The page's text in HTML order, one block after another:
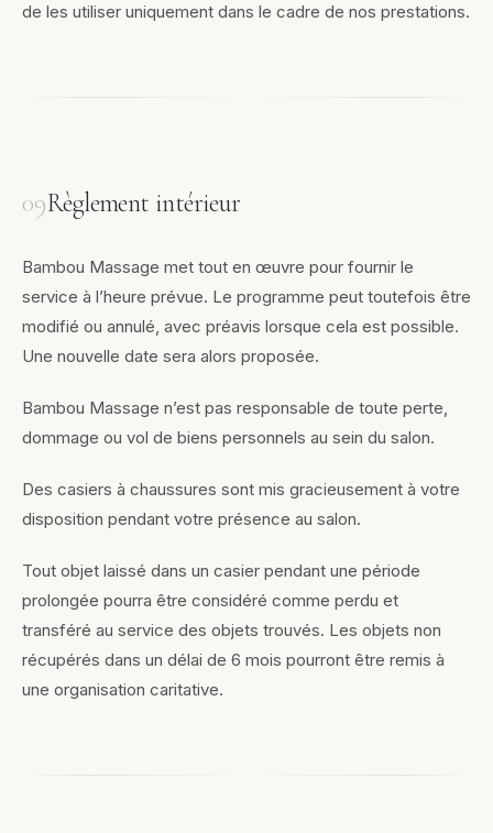
de les utiliser uniquement dans le cadre de nos prestations.
09Règlement intérieur
Bambou Massage met tout en œuvre pour fournir le
service à l’heure prévue. Le programme peut toutefois être
modifié ou annulé, avec préavis lorsque cela est possible.
Une nouvelle date sera alors proposée.
Bambou Massage n’est pas responsable de toute perte,
dommage ou vol de biens personnels au sein du salon.
Des casiers à chaussures sont mis gracieusement à votre
disposition pendant votre présence au salon.
Tout objet laissé dans un casier pendant une période
prolongée pourra être considéré comme perdu et
transféré au service des objets trouvés. Les objets non
récupérés dans un délai de 6 mois pourront être remis à
une organisation caritative.